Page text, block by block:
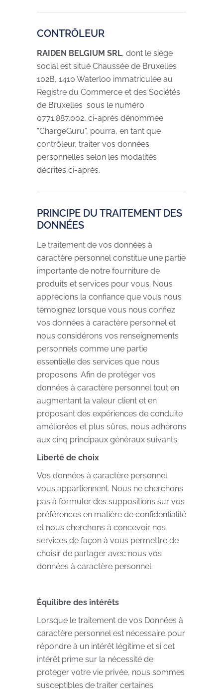
CONTRÔLEUR
RAIDEN BELGIUM SRL, dont le siège
social est situé Chaussée de Bruxelles
102B, 1410 Waterloo immatriculée au
Registre du Commerce et des Sociétés
de Bruxelles sous le numéro
0771.887.002, ci-après dénommée
“ChargeGuru”, pourra, en tant que
contrôleur, traiter vos données
personnelles selon les modalités
décrites ci-après.
PRINCIPE DU TRAITEMENT DES
DONNÉES
Le traitement de vos données à
caractère personnel constitue une partie
importante de notre fourniture de
produits et services pour vous. Nous
apprécions la confiance que vous nous
témoignez lorsque vous nous confiez
vos données à caractère personnel et
nous considérons vos renseignements
personnels comme une partie
essentielle des services que nous
proposons. Afin de protéger vos
données à caractère personnel tout en
augmentant la valeur client et en
proposant des expériences de conduite
améliorées et plus sûres, nous adhérons
aux cinq principaux généraux suivants.
Liberté de choix
Vos données à caractère personnel
vous appartiennent. Nous ne cherchons
pas à formuler des suppositions sur vos
préférences en matière de confidentialité
et nous cherchons à concevoir nos
services de façon à vous permettre de
choisir de partager avec nous vos
données à caractère personnel.
Équilibre des intérêts
Lorsque le traitement de vos Données à
caractère personnel est nécessaire pour
répondre à un intérêt légitime et si cet
intérêt prime sur la nécessité de
protéger votre vie privée, nous sommes
susceptibles de traiter certaines